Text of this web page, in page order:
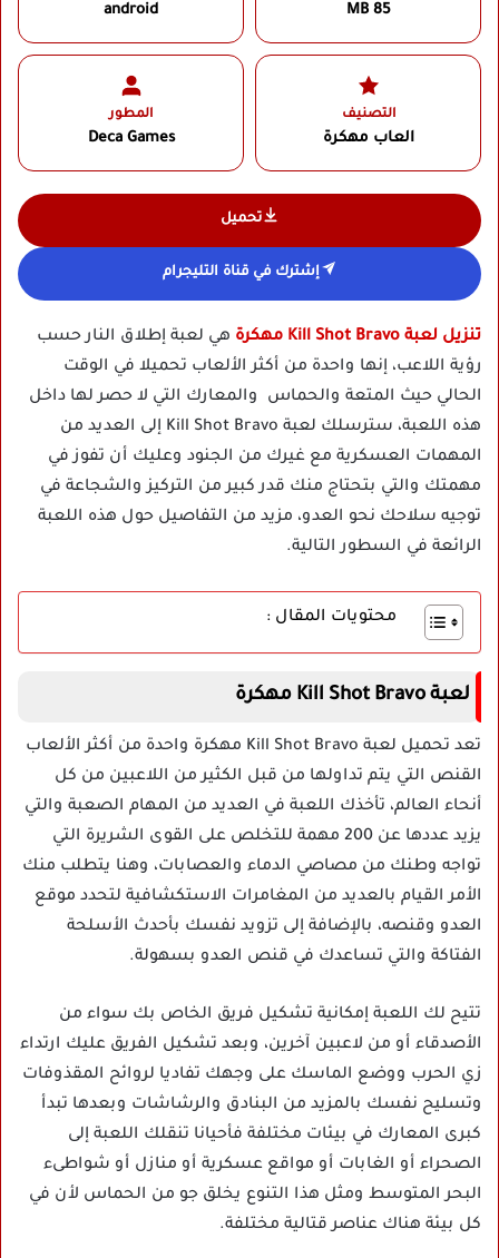
85 MB
android
التصنيف
العاب مهكرة
المطور
Deca Games
تحميل
إشترك في قناة التليجرام
تنزيل لعبة Kill Shot Bravo مهكرة
هي لعبة إطلاق النار حسب
رؤية اللاعب، إنها واحدة من أكثر الألعاب تحميلا في الوقت
الحالي حيث المتعة والحماس والمعارك التي لا حصر لها داخل
هذه اللعبة، سترسلك لعبة Kill Shot Bravo إلى العديد من
المهمات العسكرية مع غيرك من الجنود وعليك أن تفوز في
مهمتك والتي بتحتاج منك قدر كبير من التركيز والشجاعة في
توجيه سلاحك نحو العدو، مزيد من التفاصيل حول هذه اللعبة
الرائعة في السطور التالية.
محتويات المقال :
لعبة Kill Shot Bravo مهكرة
تعد تحميل لعبة Kill Shot Bravo مهكرة واحدة من أكثر الألعاب
القنص التي يتم تداولها من قبل الكثير من اللاعبين من كل
أنحاء العالم، تأخذك اللعبة في العديد من المهام الصعبة والتي
يزيد عددها عن 200 مهمة للتخلص على القوى الشريرة التي
تواجه وطنك من مصاصي الدماء والعصابات، وهنا يتطلب منك
الأمر القيام بالعديد من المغامرات الاستكشافية لتحدد موقع
العدو وقنصه، بالإضافة إلى تزويد نفسك بأحدث الأسلحة
الفتاكة والتي تساعدك في قنص العدو بسهولة.
تتيح لك اللعبة إمكانية تشكيل فريق الخاص بك سواء من
الأصدقاء أو من لاعبين آخرين، وبعد تشكيل الفريق عليك ارتداء
زي الحرب ووضع الماسك على وجهك تفاديا لروائح المقذوفات
وتسليح نفسك بالمزيد من البنادق والرشاشات وبعدها تبدأ
كبرى المعارك في بيئات مختلفة فأحيانا تنقلك اللعبة إلى
الصحراء أو الغابات أو مواقع عسكرية أو منازل أو شواطىء
البحر المتوسط ومثل هذا التنوع يخلق جو من الحماس لأن في
كل بيئة هناك عناصر قتالية مختلفة.